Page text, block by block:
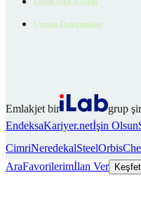
Uzman Danışmanlar
Emlakjet bir
grup
EndeksaKariyer.netİşin Olsun
CimriNeredekalSteelOrbis
AraFavorilerimİlan Ver Keşfet